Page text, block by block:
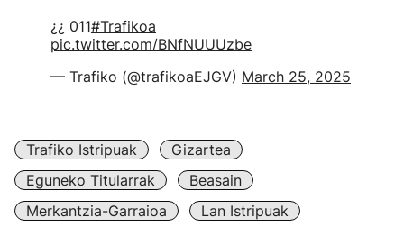
¿¿ 011#Trafikoa
pic.twitter.com/BNfNUUUzbe
— Trafiko (@trafikoaEJGV) March 25, 2025
Trafiko Istripuak
Gizartea
Eguneko Titularrak
Beasain
Merkantzia-Garraioa
Lan Istripuak